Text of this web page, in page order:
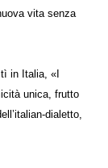
vita senza
in Italia, «I
unica, frutto
dialetto,